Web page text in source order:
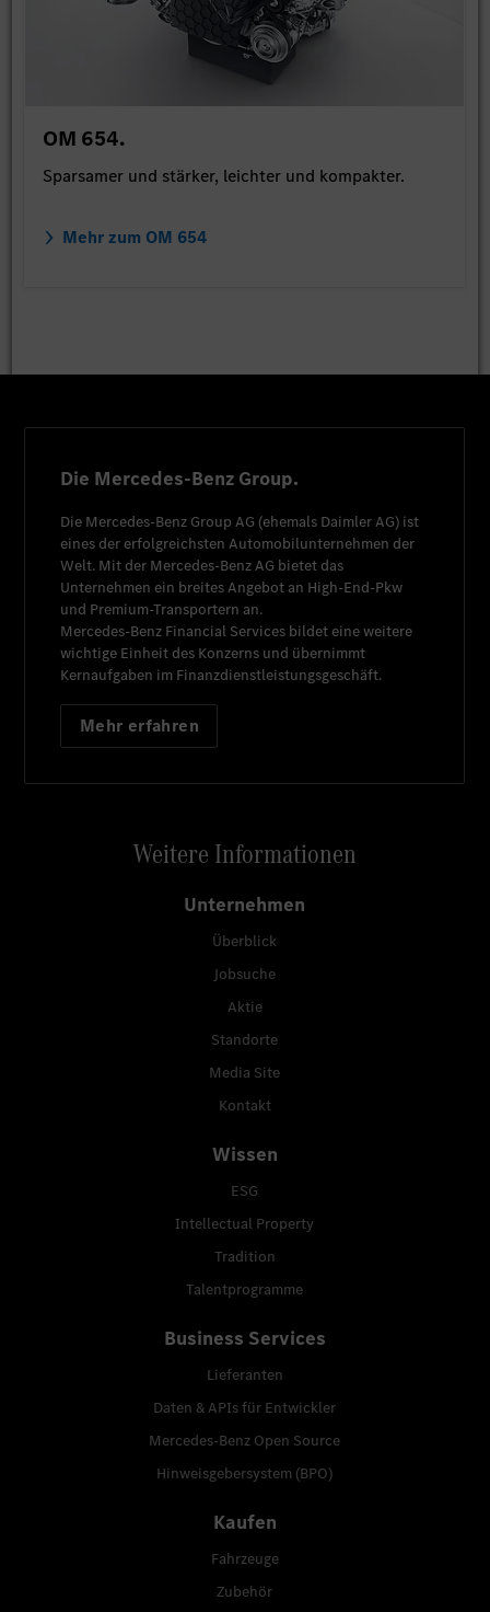
OM 654.
Sparsamer und stärker, leichter und kompakter.
Mehr zum OM 654
Die Mercedes-Benz Group.
Die Mercedes-Benz Group AG (ehemals Daimler AG) ist
eines der erfolgreichsten Automobilunternehmen der
Welt. Mit der Mercedes-Benz AG bietet das
Unternehmen ein breites Angebot an High-End-Pkw
und Premium-Transportern an.
Mercedes-Benz Financial Services bildet eine weitere
wichtige Einheit des Konzerns und übernimmt
Kernaufgaben im Finanzdienstleistungsgeschäft.
Mehr erfahren
Weitere Informationen
Unternehmen
Überblick
Jobsuche
Aktie
Standorte
Media Site
Kontakt
Wissen
ESG
Intellectual Property
Tradition
Talentprogramme
Business Services
Lieferanten
Daten & APIs für Entwickler
Mercedes-Benz Open Source
Hinweisgebersystem (BPO)
Kaufen
Fahrzeuge
Zubehör